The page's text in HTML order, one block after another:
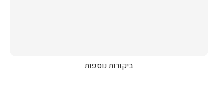
ביקורות נוספות